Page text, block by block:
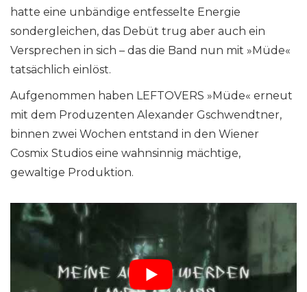
hatte eine unbändige entfesselte Energie
sondergleichen, das Debüt trug aber auch ein
Versprechen in sich – das die Band nun mit »Müde«
tatsächlich einlöst.
Aufgenommen haben LEFTOVERS »Müde« erneut
mit dem Produzenten Alexander Gschwendtner,
binnen zwei Wochen entstand in den Wiener
Cosmix Studios eine wahnsinnig mächtige,
gewaltige Produktion.